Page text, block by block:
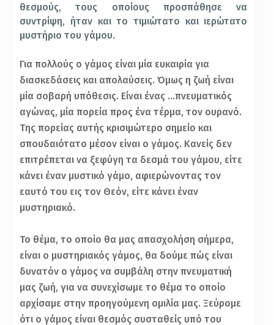
θεσμούς, τους οποίους προσπάθησε να
συντρίψη, ήταν και το τιμιώτατο και ιερώτατο
μυστήριο του γάμου.
Για πολλούς ο γάμος είναι μία ευκαιρία για
διασκεδάσεις και απολαύσεις. Όμως η ζωή είναι
μία σοβαρή υπόθεσις. Είναι ένας …πνευματικός
αγώνας, μία πορεία προς ένα τέρμα, τον ουρανό.
Της πορείας αυτής κρισιμώτερο σημείο και
σπουδαιότατο μέσον είναι ο γάμος. Κανείς δεν
επιτρέπεται να ξεφύγη τα δεσμά του γάμου, είτε
κάνει έναν μυστικό γάμο, αφιερώνοντας τον
εαυτό του εις τον Θεόν, είτε κάνει έναν
μυστηριακό.
Το θέμα, το οποίο θα μας απασχολήση σήμερα,
είναι ο μυστηριακός γάμος, θα δούμε πώς είναι
δυνατόν ο γάμος να συμβάλη στην πνευματική
μας ζωή, για να συνεχίσωμε το θέμα το οποίο
αρχίσαμε στην προηγούμενη ομιλία μας. Ξεύρομε
ότι ο γάμος είναι θεσμός συσταθείς υπό του